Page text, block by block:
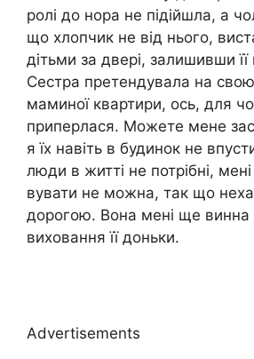
ролі до нора не підійшла, а
що хлопчик не від нього,
дітьми за двері, залишивши її
Сестра претендувала на
маминої квартири, ось, для
приперлася. Можете мене
я їх навіть в будинок не
люди в житті не потрібні,
вувати не можна, так що
дорогою. Вона мені ще винна
виховання її доньки.
Advertisements